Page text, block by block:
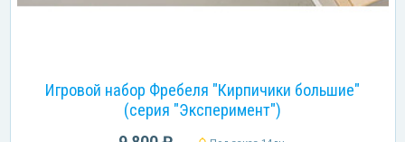
Игровой набор Фребеля "Кирпичики большие"
(серия "Эксперимент")